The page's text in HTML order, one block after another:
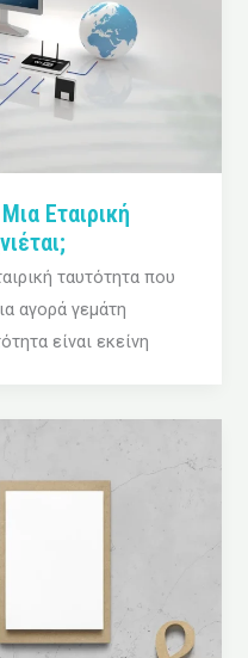
Εταιρική
ταυτότητα που
αγορά γεμάτη
είναι εκείνη